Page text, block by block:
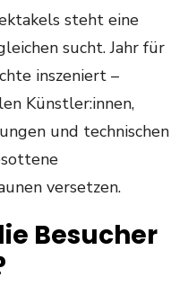
steht eine
sucht. Jahr für
inszeniert –
Künstler:innen,
und technischen
versetzen.
Besucher